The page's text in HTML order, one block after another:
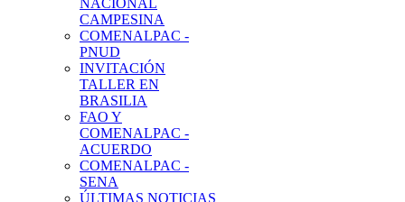
NACIONAL
CAMPESINA
COMENALPAC -
PNUD
INVITACIÓN
TALLER EN
BRASILIA
FAO Y
COMENALPAC -
ACUERDO
COMENALPAC -
SENA
ÚLTIMAS NOTICIAS